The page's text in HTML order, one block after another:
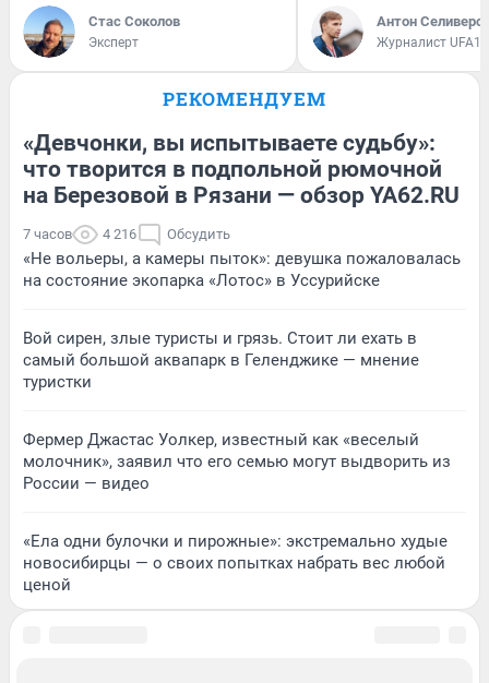
Стас Соколов
Эксперт
Антон
Журналист
РЕКОМЕНДУЕМ
«Девчонки, вы испытываете судьбу»:
что творится в подпольной рюмочной
на Березовой в Рязани — обзор YA62.RU
7 часов 4 216 Обсудить
«Не вольеры, а камеры пыток»: девушка пожаловалась
на состояние экопарка «Лотос» в Уссурийске
Вой сирен, злые туристы и грязь. Стоит ли ехать в
самый большой аквапарк в Геленджике — мнение
туристки
Фермер Джастас Уолкер, известный как «веселый
молочник», заявил что его семью могут выдворить из
России — видео
«Ела одни булочки и пирожные»: экстремально худые
новосибирцы — о своих попытках набрать вес любой
ценой